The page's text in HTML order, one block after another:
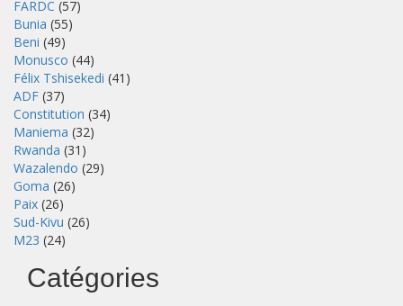
FARDC (57)
Bunia (55)
Beni (49)
Monusco (44)
Félix Tshisekedi (41)
ADF (37)
Constitution (34)
Maniema (32)
Rwanda (31)
Wazalendo (29)
Goma (26)
Paix (26)
Sud-Kivu (26)
M23 (24)
Catégories